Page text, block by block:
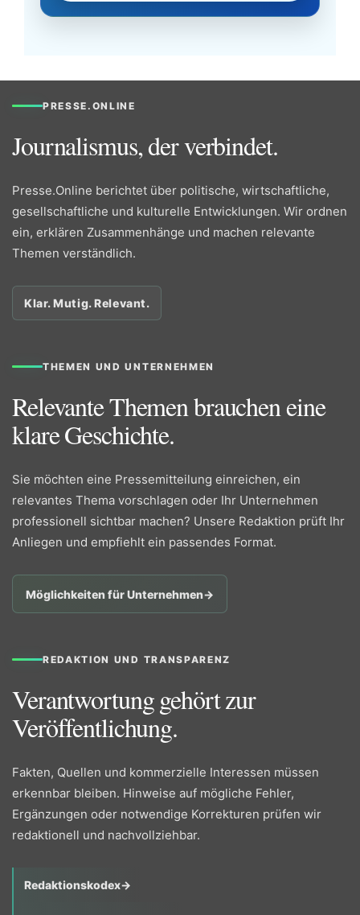
PRESSE.ONLINE
Journalismus, der verbindet.
Presse.Online berichtet über politische, wirtschaftliche,
gesellschaftliche und kulturelle Entwicklungen. Wir ordnen
ein, erklären Zusammenhänge und machen relevante
Themen verständlich.
Klar. Mutig. Relevant.
THEMEN UND UNTERNEHMEN
Relevante Themen brauchen eine
klare Geschichte.
Sie möchten eine Pressemitteilung einreichen, ein
relevantes Thema vorschlagen oder Ihr Unternehmen
professionell sichtbar machen? Unsere Redaktion prüft Ihr
Anliegen und empfiehlt ein passendes Format.
Möglichkeiten für Unternehmen→
REDAKTION UND TRANSPARENZ
Verantwortung gehört zur
Veröffentlichung.
Fakten, Quellen und kommerzielle Interessen müssen
erkennbar bleiben. Hinweise auf mögliche Fehler,
Ergänzungen oder notwendige Korrekturen prüfen wir
redaktionell und nachvollziehbar.
Redaktionskodex→